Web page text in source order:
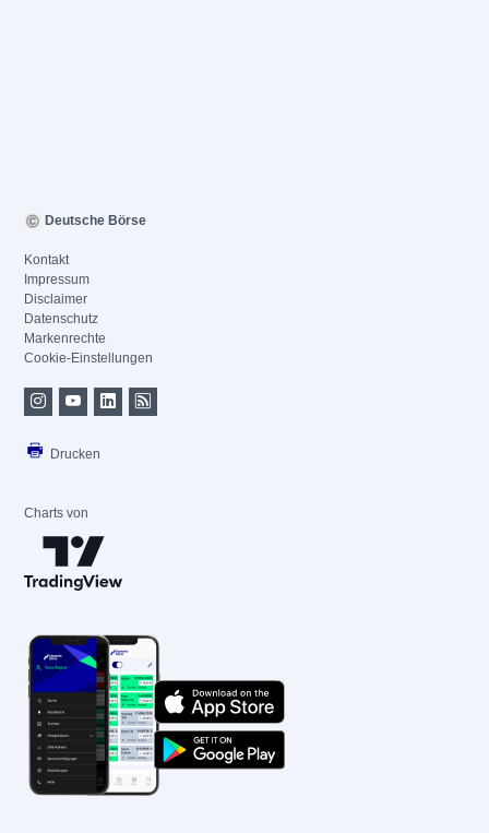
Deutsche Börse
Kontakt
Impressum
Disclaimer
Datenschutz
Markenrechte
Cookie-Einstellungen
Drucken
Charts von